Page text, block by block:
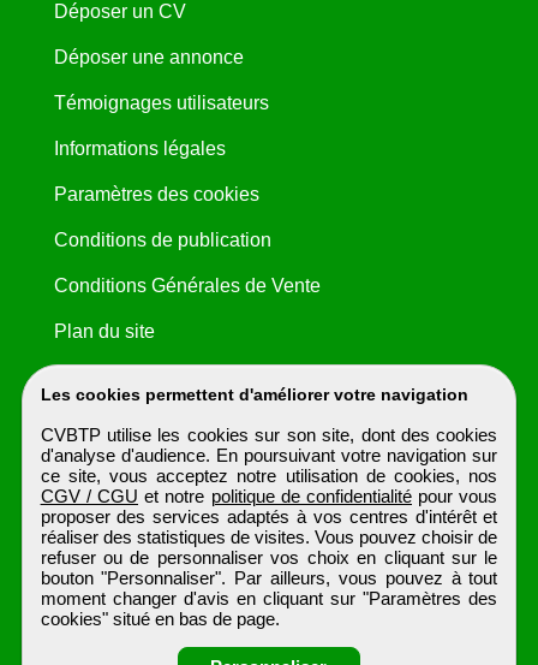
Les cookies permettent d'améliorer votre navigation
CVBTP utilise les cookies sur son site, dont des cookies
d'analyse d'audience. En poursuivant votre navigation sur
ce site, vous acceptez notre utilisation de cookies, nos
CGV / CGU et notre politique de confidentialité pour vous
proposer des services adaptés à vos centres d'intérêt et
réaliser des statistiques de visites. Vous pouvez choisir de
refuser ou de personnaliser vos choix en cliquant sur le
bouton "Personnaliser". Par ailleurs, vous pouvez à tout
moment changer d'avis en cliquant sur "Paramètres des
cookies" situé en bas de page.
Déposer un CV
Déposer une annonce
Témoignages utilisateurs
Informations légales
Paramètres des cookies
Conditions de publication
Conditions Générales de Vente
Plan du site